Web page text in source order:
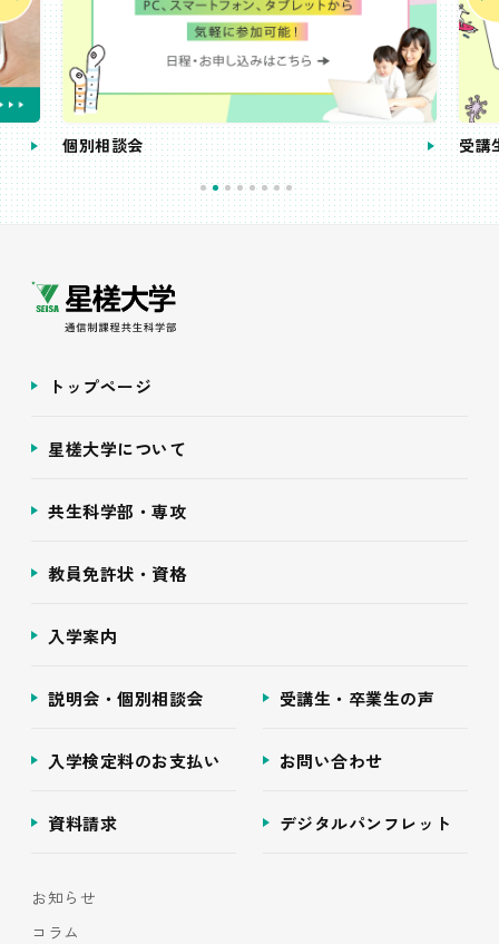
個別相談会 受講
トップページ
星槎大学について
共生科学部・専攻
教員免許状・資格
入学案内
説明会・個別相談会 受講生・卒業生の声
入学検定料のお支払い お問い合わせ
資料請求 デジタルパンフレット
お知らせ
コラム